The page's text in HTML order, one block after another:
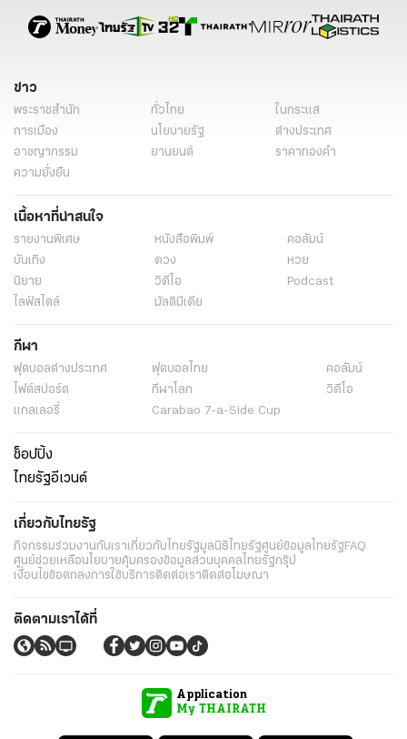
ข่าว
พระราชสำนัก ทั่วไทย
ในกระแส
การเมือง
นโยบายรัฐ
ต่างประเทศ
อาชญากรรม
ยานยนต์
ราคาทองคำ
ความยั่งยืน
เนื้อหาที่น่าสนใจ
รายงานพิเศษ หนังสือพิมพ์
คอลัมน์
บันเทิง
ดวง
หวย
นิยาย
วิดีโอ
Podcast
ไลฟ์สไตล์
มัลติมีเดีย
กีฬา
ฟุตบอลต่่างประเทศ ฟุตบอลไทย
คอลัมน์
ไฟต์สปอร์ต
กีฬาโลก
วิดีโอ
แกลเลอรี่
Carabao 7-a-Side Cup
ช็อปปิ้ง
ไทยรัฐอีเวนต์
เกี่ยวกับไทยรัฐ
กิจกรรมร่วมงานกับเราเกี่ยวกับไทยรัฐมูลนิธิไทยรัฐศูนย์ข้อมูลไทยรัฐFAQ
ศูนย์ช่วยเหลือนโยบายคุ้มครองข้อมูลส่วนบุคคลไทยรัฐกรุ๊ป
เงื่อนไขข้อตกลงการใช้บริการติดต่อเราติดต่อโฆษณา
ติดตามเราได้ที่
Application
My THAIRATH